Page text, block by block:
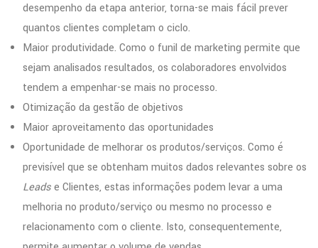
desempenho da etapa anterior, torna-se mais fácil prever
quantos clientes completam o ciclo.
Maior produtividade. Como o funil de marketing permite que
sejam analisados resultados, os colaboradores envolvidos
tendem a empenhar-se mais no processo.
Otimização da gestão de objetivos
Maior aproveitamento das oportunidades
Oportunidade de melhorar os produtos/serviços. Como é
previsível que se obtenham muitos dados relevantes sobre os
Leadse Clientes, estas informações podem levar a uma
melhoria no produto/serviço ou mesmo no processo e
relacionamento com o cliente. Isto, consequentemente,